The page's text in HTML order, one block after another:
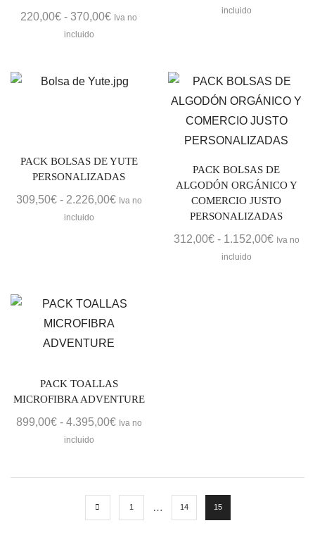
220,00€ - 370,00€Rango
220,00€
Iva no
incluido
hasta
incluido
PACK BOLSAS DE YUTE
PERSONALIZADAS
309,50€ - 2.226,00€Rango
2.226,00€
Iva no
incluido
PACK BOLSAS DE
ALGODÓN ORGÁNICO Y
COMERCIO JUSTO
PERSONALIZADAS
312,00€ - 1.152,00€Rango
Iva no
incluido
PACK TOALLAS
MICROFIBRA ADVENTURE
899,00€ - 4.395,00€Rango
hasta
4.395,00€
Iva no
incluido
1 … 14 15